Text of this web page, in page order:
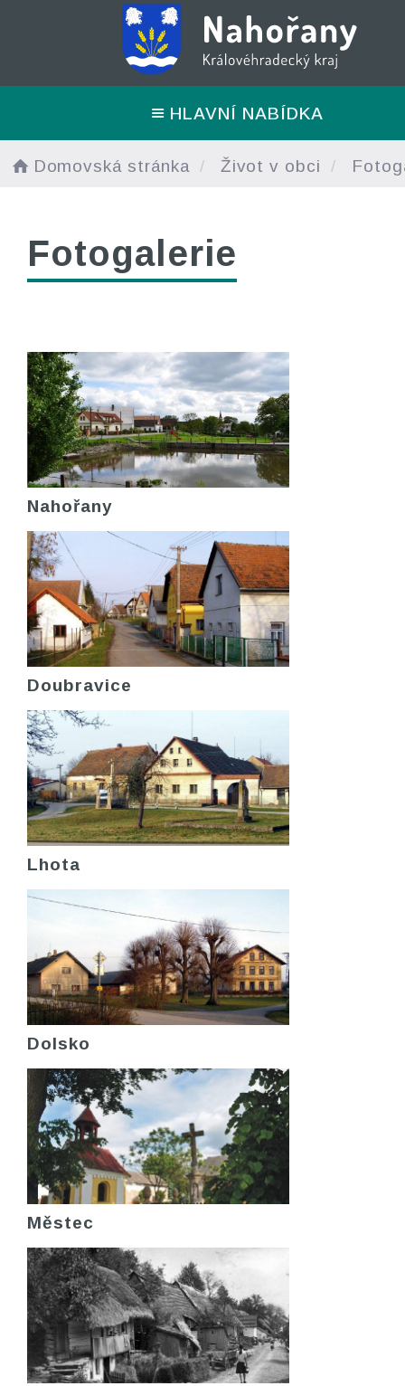
HLAVNÍ NABÍDKA
Domovská stránka Život v obci
Fotogalerie
Nahořany
Doubravice
Lhota
Dolsko
Městec